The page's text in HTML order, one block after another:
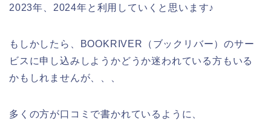
2023年、2024年と利用していくと思います♪
もしかしたら、BOOKRIVER（ブックリバー）のサー
ビスに申し込みしようかどうか迷われている方もいる
かもしれませんが、、、
多くの方が口コミで書かれているように、